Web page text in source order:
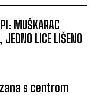
MUŠKARAC
LICE LIŠENO
s centrom